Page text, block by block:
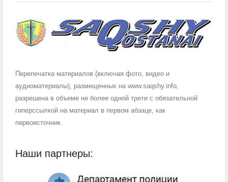
Перепечатка материалов (включая фото, видео и
аудиоматериалы), размещенных на www.saqshy.info,
разрешена в объеме не более одной трети с обязательной
гиперссылкой на материал в первом абзаце, как
первоисточник.
Наши партнеры: